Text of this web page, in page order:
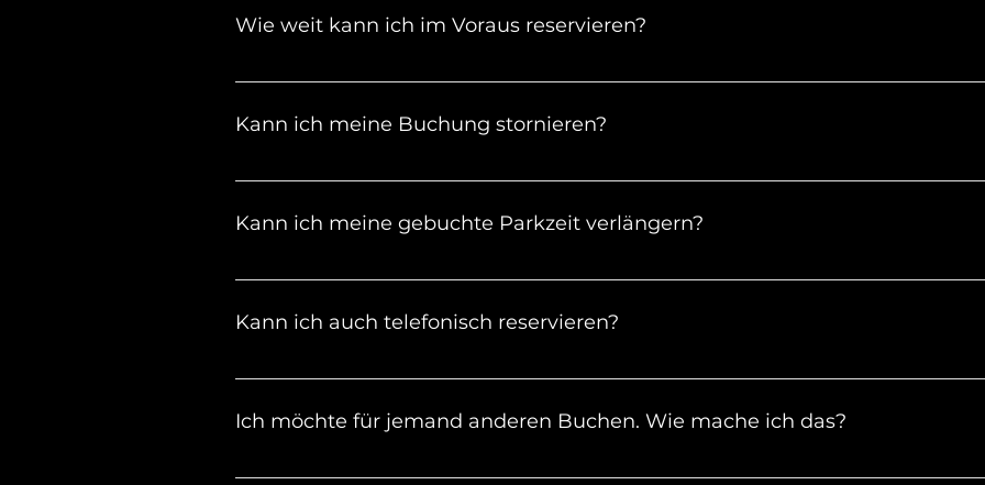
Wie weit kann ich im Voraus reservieren?
Du kannst bis zu 12 Monaten im Voraus deinen Parkplatz reservieren.
Kann ich meine Buchung stornieren?
Ja. Du kannst deine Buchung kostenlos stornieren, solange die Buchungszeit noch
Kann ich meine gebuchte Parkzeit verlängern?
Sollte der Parkplatz nicht ausgebucht sein, kannst du deine Parkzeit ganz leicht
Parkzeit brauchst, kontaktiere uns einfach und wir finden eine Lösung.
Kann ich auch telefonisch reservieren?
Nein, leider nicht. Unsere Mitarbeiter helfen dir aber gerne telefonisch bei der
Ich möchte für jemand anderen Buchen. Wie mache ich das?
Gib bei der Buchung einfach die E-Mail Adresse von der Person an, die bei uns